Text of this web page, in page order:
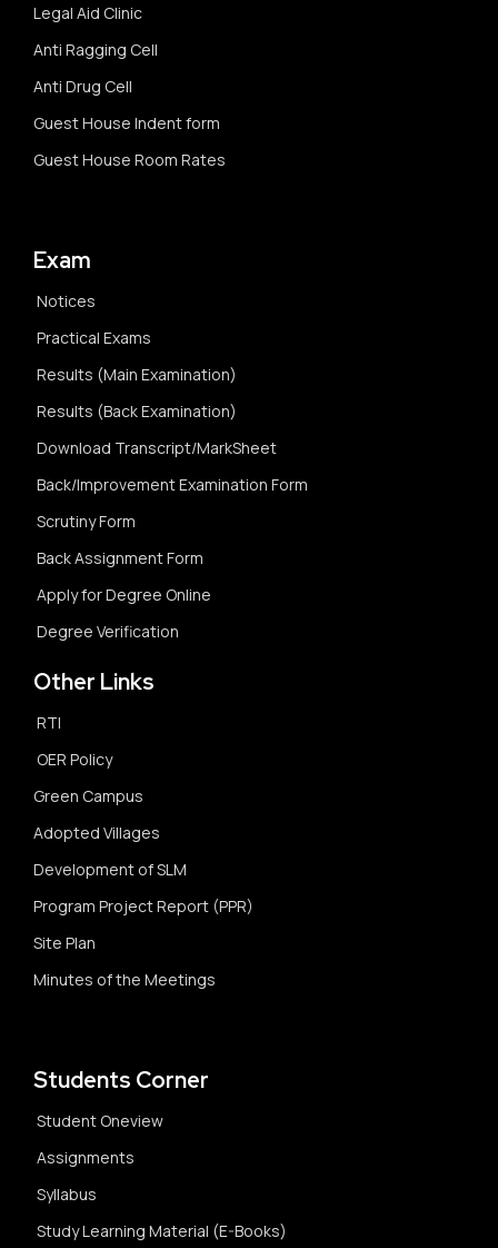
Legal Aid Clinic
Anti Ragging Cell
Anti Drug Cell
Guest House Indent form
Guest House Room Rates
Exam
Notices
Practical Exams
Results (Main Examination)
Results (Back Examination)
Download Transcript/MarkSheet
Back/Improvement Examination Form
Scrutiny Form
Back Assignment Form
Apply for Degree Online
Degree Verification
Other Links
RTI
OER Policy
Green Campus
Adopted Villages
Development of SLM
Program Project Report (PPR)
Site Plan
Minutes of the Meetings
Students Corner
Student Oneview
Assignments
Syllabus
Study Learning Material (E-Books)